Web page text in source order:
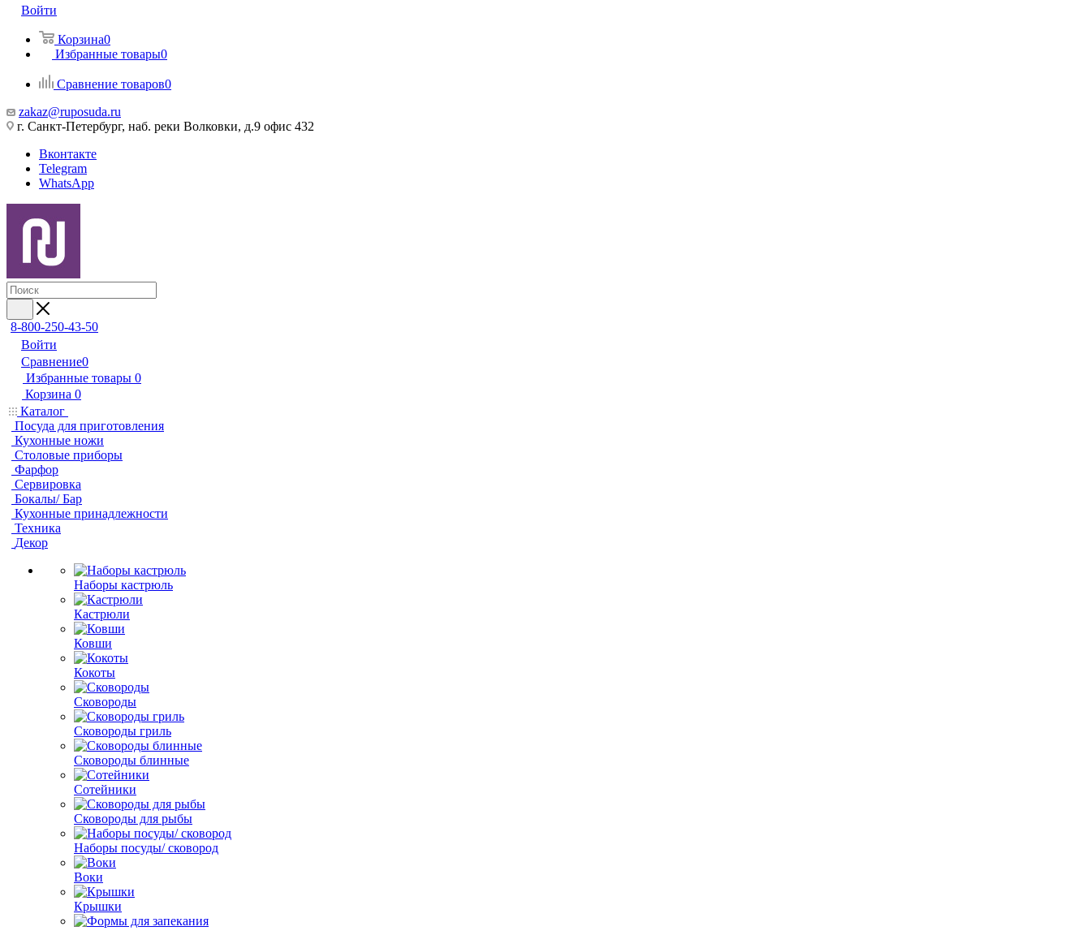
Войти
Корзина0
Избранные товары0
Сравнение товаров0
zakaz@ruposuda.ru
г. Санкт-Петербург, наб. реки Волковки, д.9 офис 432
Вконтакте
Telegram
WhatsApp
8-800-250-43-50
Войти
Сравнение0
Избранные товары 0
Корзина 0
Каталог
Посуда для приготовления
Кухонные ножи
Столовые приборы
Фарфор
Сервировка
Бокалы/ Бар
Кухонные принадлежности
Техника
Декор
Наборы кастрюль
Кастрюли
Ковши
Кокоты
Сковороды
Сковороды гриль
Сковороды блинные
Сотейники
Сковороды для рыбы
Наборы посуды/ сковород
Воки
Крышки